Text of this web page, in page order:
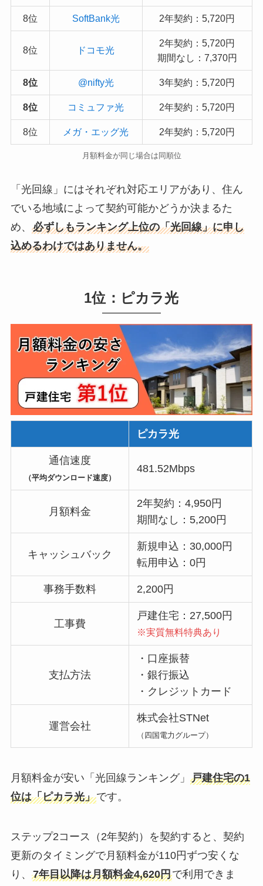
8位 SoftBank光 2年契約：5,720円
8位 ドコモ光
2年契約：5,720円
期間なし：7,370円
8位 @nifty光 3年契約：5,720円
8位 コミュファ光 2年契約：5,720円
8位 メガ・エッグ光 2年契約：5,720円
月額料金が同じ場合は同順位
「光回線」にはそれぞれ対応エリアがあり、住ん
でいる地域によって契約可能かどうか決まるた
め、 必ずしもランキング上位の「光回線」に申し
込めるわけではありません。
1位：ピカラ光
ピカラ光
通信速度
（平均ダウンロード速度）
481.52Mbps
月額料金
2年契約：4,950円
期間なし：5,200円
キャッシュバック
新規申込：30,000円
転用申込：0円
事務手数料 2,200円
工事費
戸建住宅：27,500円
※実質無料特典あり
支払方法
・口座振替
・銀行振込
・クレジットカード
運営会社
株式会社STNet
（四国電力グループ）
月額料金が安い「光回線ランキング」 戸建住宅の1
位は「ピカラ光」です。
ステップ2コース（2年契約）を契約すると、契約
更新のタイミングで月額料金が110円ずつ安くな
り、 7年目以降は月額料金4,620円で利用できま